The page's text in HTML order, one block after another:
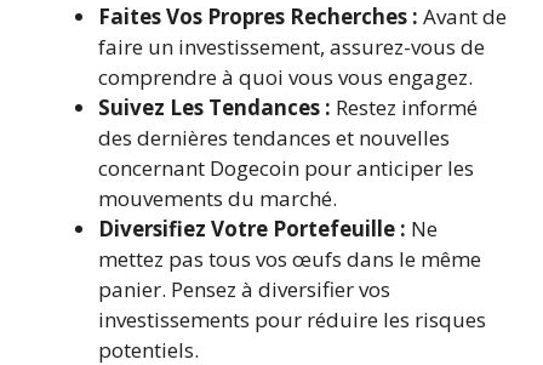
Faites Vos Propres Recherches : Avant de
faire un investissement, assurez-vous de
comprendre à quoi vous vous engagez.
Suivez Les Tendances : Restez informé
des dernières tendances et nouvelles
concernant Dogecoin pour anticiper les
mouvements du marché.
Diversifiez Votre Portefeuille : Ne
mettez pas tous vos œufs dans le même
panier. Pensez à diversifier vos
investissements pour réduire les risques
potentiels.